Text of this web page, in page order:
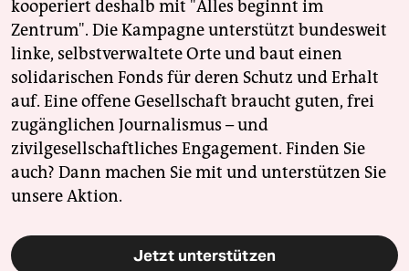
kooperiert deshalb mit "Alles beginnt im
Zentrum". Die Kampagne unterstützt bundesweit
linke, selbstverwaltete Orte und baut einen
solidarischen Fonds für deren Schutz und Erhalt
auf. Eine offene Gesellschaft braucht guten, frei
zugänglichen Journalismus – und
zivilgesellschaftliches Engagement. Finden Sie
auch? Dann machen Sie mit und unterstützen Sie
unsere Aktion.
Jetzt unterstützen